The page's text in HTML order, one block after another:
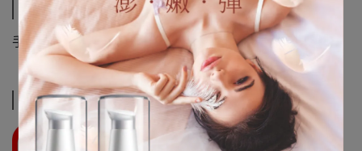
規格說明
手圍約16CM+
運送方式